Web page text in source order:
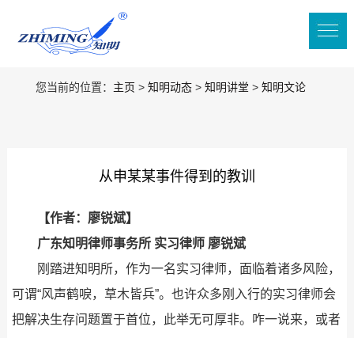
您当前的位置： 主页 > 知明动态> 知明讲堂 > 知明文论
从申某某事件得到的教训
【作者：廖锐斌】
广东知明律师事务所 实习律师 廖锐斌
刚踏进知明所，作为一名实习律师，面临着诸多风险，
可谓“风声鹤唳，草木皆兵”。也许众多刚入行的实习律师会
把解决生存问题置于首位，此举无可厚非。咋一说来，或者